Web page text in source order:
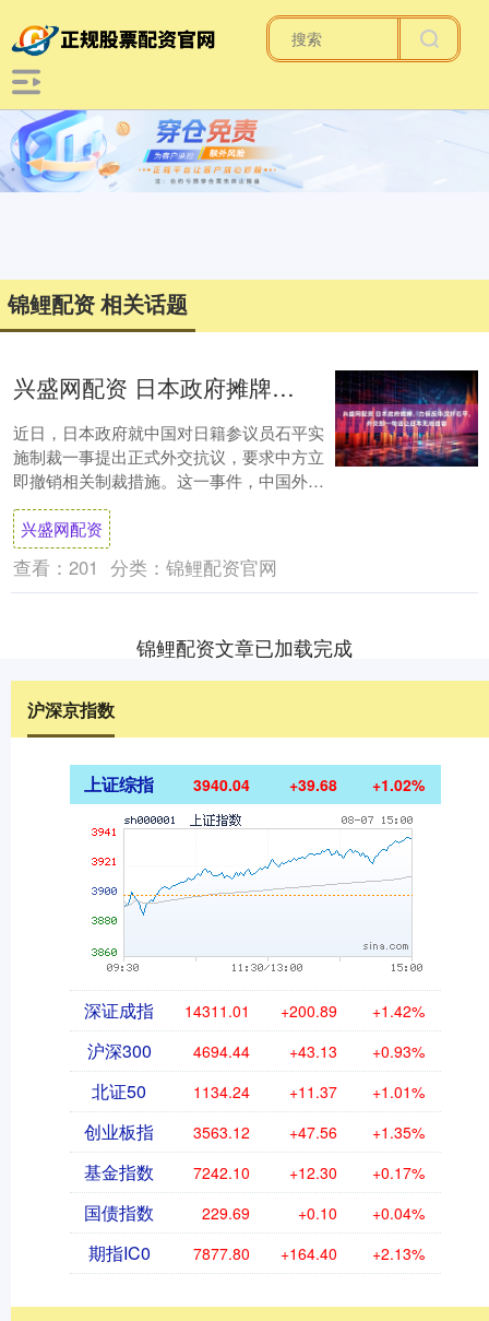
锦鲤配资 相关话题
兴盛网配资 日本政府摊牌，力保反华汉奸石平，外交部一句话让日本无地自容
近日，日本政府就中国对日籍参议员石平实
施制裁一事提出正式外交抗议，要求中方立
即撤销相关制裁措施。这一事件，中国外交
部发言人作出严正回应，直指日方是在护
短，并质疑....
兴盛网配资
查看： 201 分类： 锦鲤配资官网
锦鲤配资文章已加载完成
沪深京指数
上证综指 3940.04 +39.68 +1.02%
深证成指 14311.01 +200.89 +1.42%
沪深300 4694.44 +43.13 +0.93%
北证50 1134.24 +11.37 +1.01%
创业板指 3563.12 +47.56 +1.35%
基金指数 7242.10 +12.30 +0.17%
国债指数 229.69 +0.10 +0.04%
期指IC0 7877.80 +164.40 +2.13%